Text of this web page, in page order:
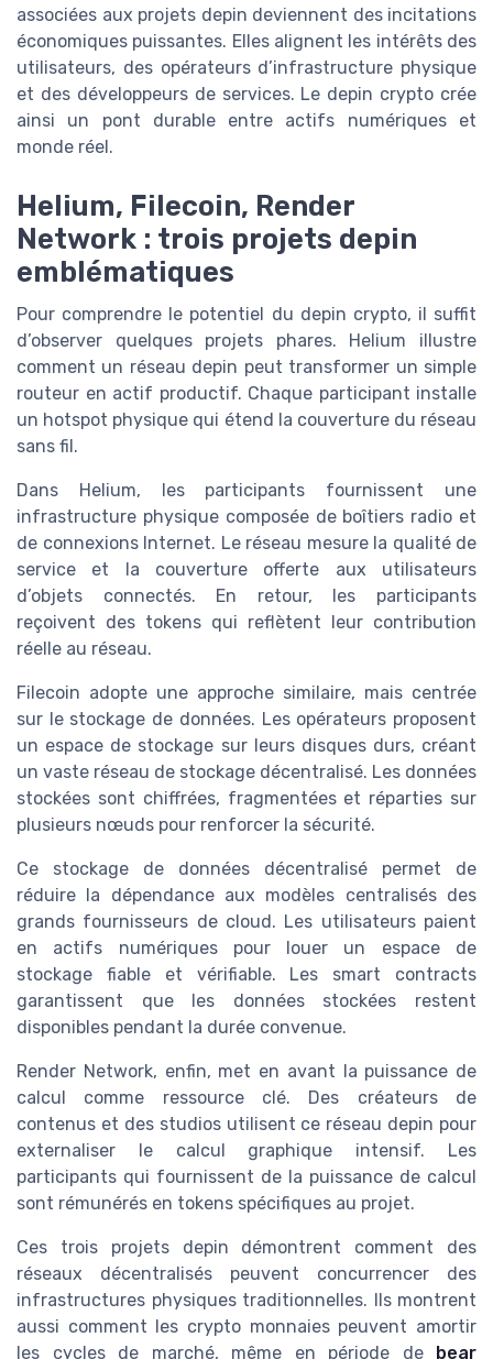
associées aux projets depin deviennent des incitations
économiques puissantes. Elles alignent les intérêts des
utilisateurs, des opérateurs d’infrastructure physique
et des développeurs de services. Le depin crypto crée
ainsi un pont durable entre actifs numériques et
monde réel.
Helium, Filecoin, Render
Network : trois projets depin
emblématiques
Pour comprendre le potentiel du depin crypto, il suffit
d’observer quelques projets phares. Helium illustre
comment un réseau depin peut transformer un simple
routeur en actif productif. Chaque participant installe
un hotspot physique qui étend la couverture du réseau
sans fil.
Dans Helium, les participants fournissent une
infrastructure physique composée de boîtiers radio et
de connexions Internet. Le réseau mesure la qualité de
service et la couverture offerte aux utilisateurs
d’objets connectés. En retour, les participants
reçoivent des tokens qui reflètent leur contribution
réelle au réseau.
Filecoin adopte une approche similaire, mais centrée
sur le stockage de données. Les opérateurs proposent
un espace de stockage sur leurs disques durs, créant
un vaste réseau de stockage décentralisé. Les données
stockées sont chiffrées, fragmentées et réparties sur
plusieurs nœuds pour renforcer la sécurité.
Ce stockage de données décentralisé permet de
réduire la dépendance aux modèles centralisés des
grands fournisseurs de cloud. Les utilisateurs paient
en actifs numériques pour louer un espace de
stockage fiable et vérifiable. Les smart contracts
garantissent que les données stockées restent
disponibles pendant la durée convenue.
Render Network, enfin, met en avant la puissance de
calcul comme ressource clé. Des créateurs de
contenus et des studios utilisent ce réseau depin pour
externaliser le calcul graphique intensif. Les
participants qui fournissent de la puissance de calcul
sont rémunérés en tokens spécifiques au projet.
Ces trois projets depin démontrent comment des
réseaux décentralisés peuvent concurrencer des
infrastructures physiques traditionnelles. Ils montrent
aussi comment les crypto monnaies peuvent amortir
les cycles de marché, même en période de
bear